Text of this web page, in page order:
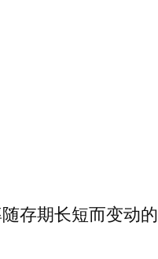
存期长短而变动的